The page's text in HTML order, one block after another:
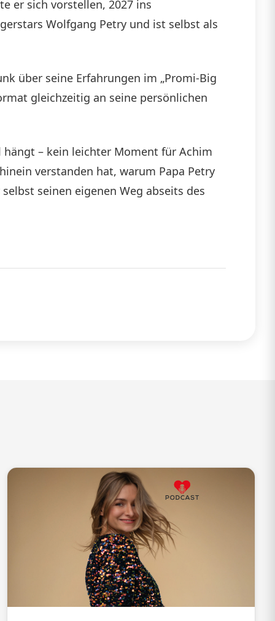
die
regeln.
er sich vorstellen, 2027 ins
Wolfgang Petry und ist selbst als
über seine Erfahrungen im „Promi-Big
gleichzeitig an seine persönlichen
hängt – kein leichter Moment für Achim
verstanden hat, warum Papa Petry
seinen eigenen Weg abseits des